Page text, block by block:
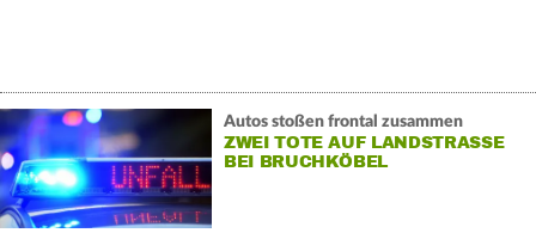
Autos stoßen frontal zusammen
ZWEI TOTE AUF LANDSTRASSE B
EI BRUCHKÖBEL